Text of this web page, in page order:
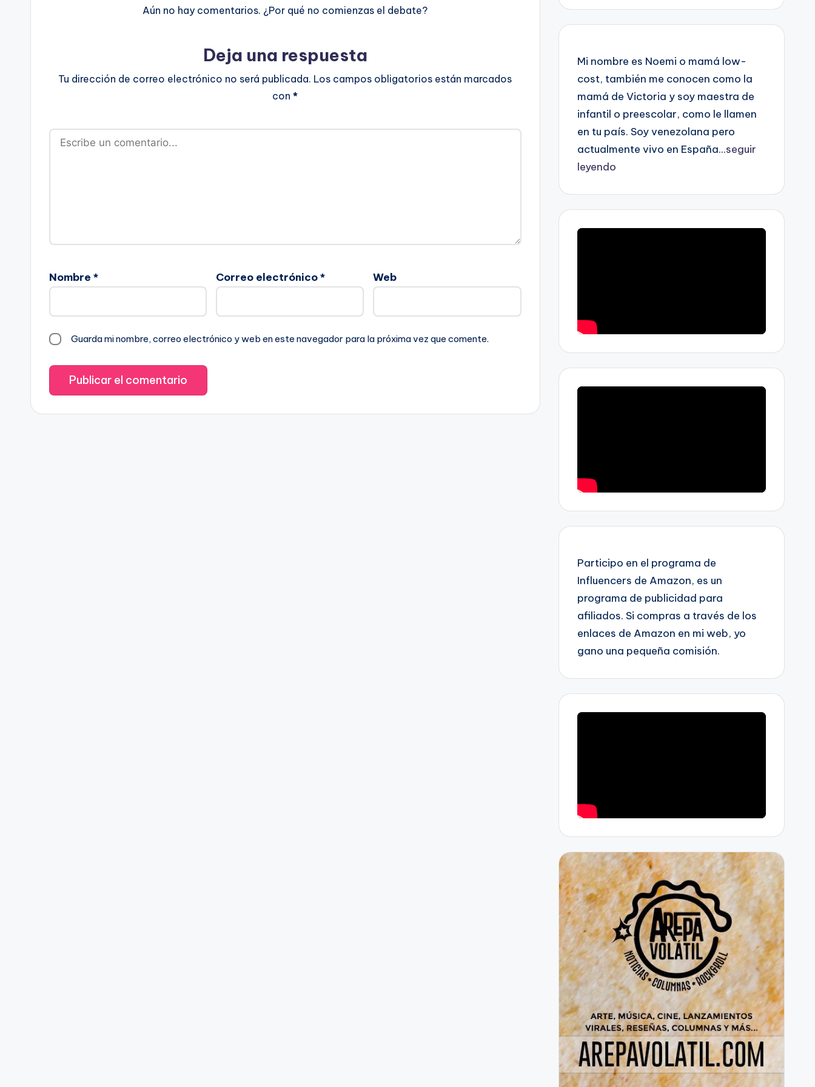
Aún no hay comentarios. ¿Por qué no comienzas el debate?
Deja una respuesta
Tu dirección de correo electrónico no será publicada. Los campos obligatorios están marcados
con*
Nombre * Correo electrónico* Web
Guarda mi nombre, correo electrónico y web en este navegador para la próxima vez que comente.
Mi nombre es Noemi o mamá low-
cost, también me conocen como la
mamá de Victoria y soy maestra de
infantil o preescolar, como le llamen
en tu país. Soy venezolana pero
actualmente vivo en España...seguir
leyendo
Participo en el programa de
Influencers de Amazon, es un
programa de publicidad para
afiliados. Si compras a través de los
enlaces de Amazon en mi web, yo
gano una pequeña comisión.